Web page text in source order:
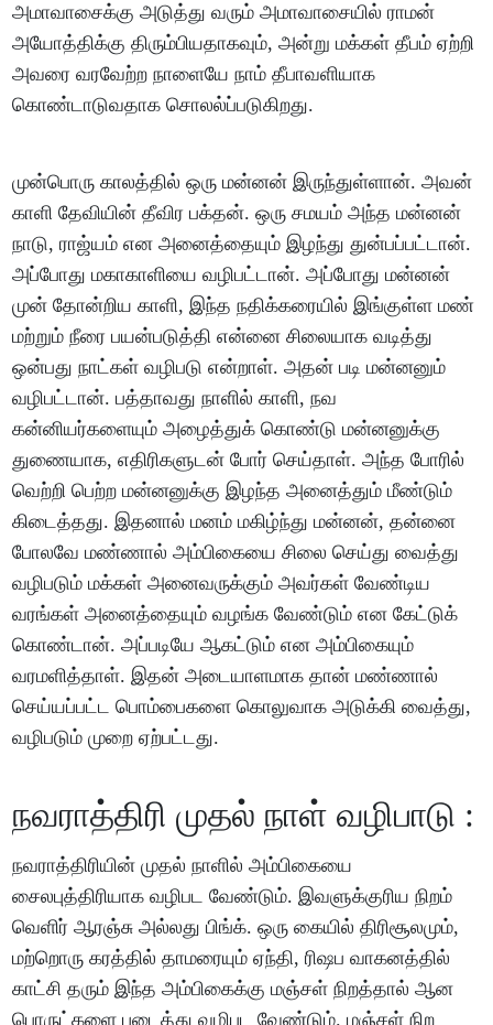
அமாவாசைக்கு அடுத்து வரும் அமாவாசையில் ராமன்
அயோத்திக்கு திரும்பியதாகவும், அன்று மக்கள் தீபம் ஏற்றி
அவரை வரவேற்ற நாளையே நாம் தீபாவளியாக
கொண்டாடுவதாக சொலல்ப்படுகிறது.
முன்பொரு காலத்தில் ஒரு மன்னன் இருந்துள்ளான். அவன்
காளி தேவியின் தீவிர பக்தன். ஒரு சமயம் அந்த மன்னன்
நாடு, ராஜ்யம் என அனைத்தையும் இழந்து துன்பப்பட்டான்.
அப்போது மகாகாளியை வழிபட்டான். அப்போது மன்னன்
முன் தோன்றிய காளி, இந்த நதிக்கரையில் இங்குள்ள மண்
மற்றும் நீரை பயன்படுத்தி என்னை சிலையாக வடித்து
ஒன்பது நாட்கள் வழிபடு என்றாள். அதன் படி மன்னனும்
வழிபட்டான். பத்தாவது நாளில் காளி, நவ
கன்னியர்களையும் அழைத்துக் கொண்டு மன்னனுக்கு
துணையாக, எதிரிகளுடன் போர் செய்தாள். அந்த போரில்
வெற்றி பெற்ற மன்னனுக்கு இழந்த அனைத்தும் மீண்டும்
கிடைத்தது. இதனால் மனம் மகிழ்ந்து மன்னன், தன்னை
போலவே மண்ணால் அம்பிகையை சிலை செய்து வைத்து
வழிபடும் மக்கள் அனைவருக்கும் அவர்கள் வேண்டிய
வரங்கள் அனைத்தையும் வழங்க வேண்டும் என கேட்டுக்
கொண்டான். அப்படியே ஆகட்டும் என அம்பிகையும்
வரமளித்தாள். இதன் அடையாளமாக தான் மண்ணால்
செய்யப்பட்ட பொம்பைகளை கொலுவாக அடுக்கி வைத்து,
வழிபடும் முறை ஏற்பட்டது.
நவராத்திரி முதல் நாள் வழிபாடு :
நவராத்திரியின் முதல் நாளில் அம்பிகையை
சைலபுத்திரியாக வழிபட வேண்டும். இவளுக்குரிய நிறம்
வெளிர் ஆரஞ்சு அல்லது பிங்க். ஒரு கையில் திரிசூலமும்,
மற்றொரு கரத்தில் தாமரையும் ஏந்தி, ரிஷப வாகனத்தில்
காட்சி தரும் இந்த அம்பிகைக்கு மஞ்சள் நிறத்தால் ஆன
பொருட்களை படைத்து வழிபட வேண்டும். மஞ்சள் நிற